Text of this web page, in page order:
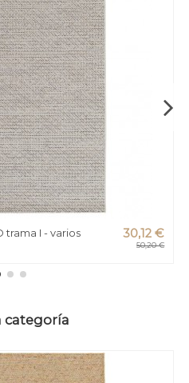
trama I - varios
30,12 €
50,20 €
categoría